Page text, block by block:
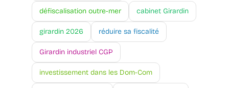
défiscalisation outre-mer cabinet Girardin
girardin 2026 réduire sa fiscalité
Girardin industriel CGP
investissement dans les Dom-Com